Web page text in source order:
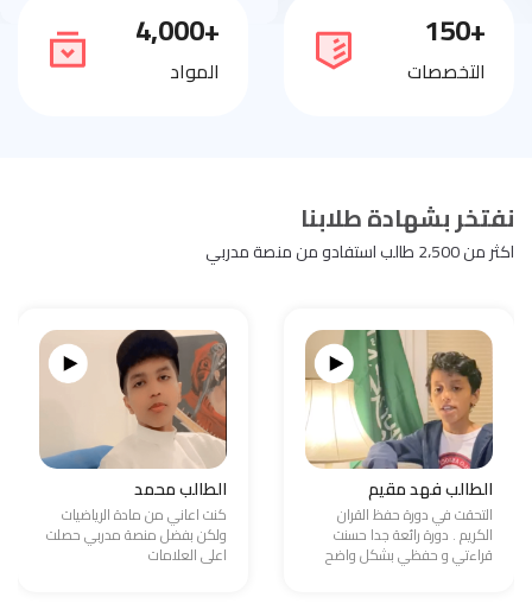
+150
التخصصات
+4,000
المواد
نفتخر بشهادة طلابنا
اكثر من 2،500 طالب استفادو من منصة مدربي
الطالب فهد مقيم
التحقت في دورة حفظ القران
الكريم . دورة رائعة جدا حسنت
قراءتي و حفظي بشكل واضح
الطالب محمد
كنت اعاني من مادة الرياضيات
ولكن بفضل منصة مدربي حصلت
اعلى العلامات